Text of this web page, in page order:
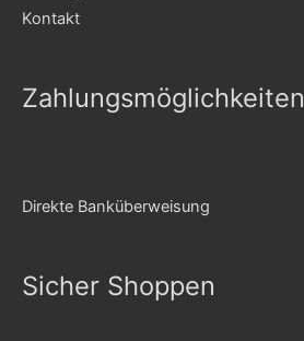
Kontakt
Zahlungsmöglichkeiten
Direkte Banküberweisung
Sicher Shoppen